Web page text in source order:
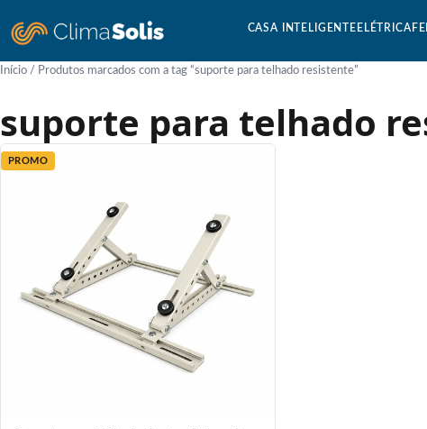
CASA INTELIGENTE ELÉTRICA
Início / Produtos marcados com a tag “suporte para telhado resistente”
suporte para telhado
PROMO